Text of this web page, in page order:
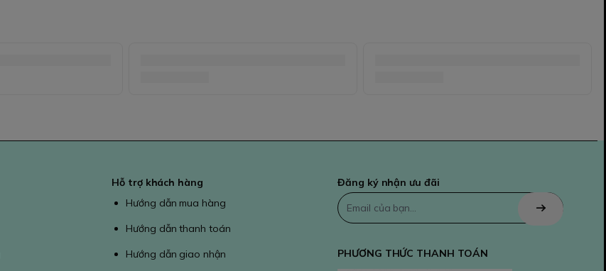
Hỗ trợ khách hàng
Hướng dẫn mua hàng
Hướng dẫn thanh toán
Hướng dẫn giao nhận
Đăng ký nhận ưu đãi
PHƯƠNG THỨC THANH TOÁN